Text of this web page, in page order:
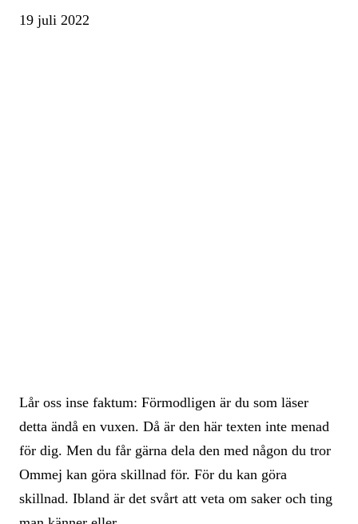
19 juli 2022
Lår oss inse faktum: Förmodligen är du som läser
detta ändå en vuxen. Då är den här texten inte menad
för dig. Men du får gärna dela den med någon du tror
Ommej kan göra skillnad för. För du kan göra
skillnad. Ibland är det svårt att veta om saker och ting